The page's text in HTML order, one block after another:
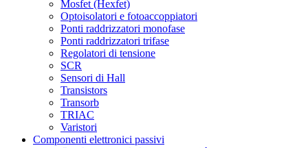
Mosfet (Hexfet)
Optoisolatori e fotoaccoppiatori
Ponti raddrizzatori monofase
Ponti raddrizzatori trifase
Regolatori di tensione
SCR
Sensori di Hall
Transistors
Transorb
TRIAC
Varistori
Componenti elettronici passivi